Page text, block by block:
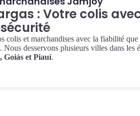
: Votre colis
colis et marchandises avec la fiabilité que
Nous desservons plusieurs villes dans les
Goiás et Piauí.